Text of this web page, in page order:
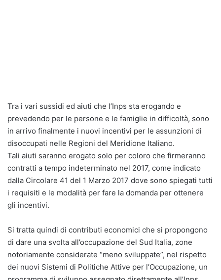
Tra i vari sussidi ed aiuti che l’Inps sta erogando e
prevedendo per le persone e le famiglie in difficoltà, sono
in arrivo finalmente i nuovi incentivi per le assunzioni di
disoccupati nelle Regioni del Meridione Italiano.
Tali aiuti saranno erogato solo per coloro che firmeranno
contratti a tempo indeterminato nel 2017, come indicato
dalla Circolare 41 del 1 Marzo 2017 dove sono spiegati tutti
i requisiti e le modalità per fare la domanda per ottenere
gli incentivi.
Si tratta quindi di contributi economici che si propongono
di dare una svolta all’occupazione del Sud Italia, zone
notoriamente considerate “meno sviluppate”, nel rispetto
dei nuovi Sistemi di Politiche Attive per l’Occupazione, un